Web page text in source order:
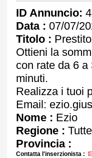
ID Annuncio:
Data : 07/07/
Titolo :
Ottieni la
con rate da 6
minuti.
Realizza i tuoi
Email:
Nome : Ezio
Regione :
Provincia :
Contatta l'inserzionista :